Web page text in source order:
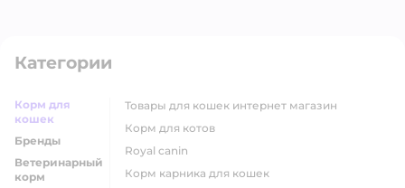
Категории
Корм для
кошек
Бренды
Ветеринарный
корм
товары для кошек интернет магазин
корм для котов
royal canin
корм карника для кошек